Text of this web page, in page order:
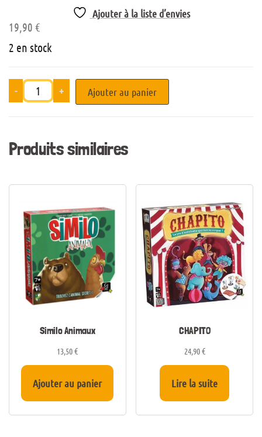
Ajouter à la liste d’envies
19,90 €
2 en stock
- + Ajouter au panier
Produits similaires
Similo Animaux
13,50€
Ajouter au panier
CHAPITO
24,90€
Lire la suite